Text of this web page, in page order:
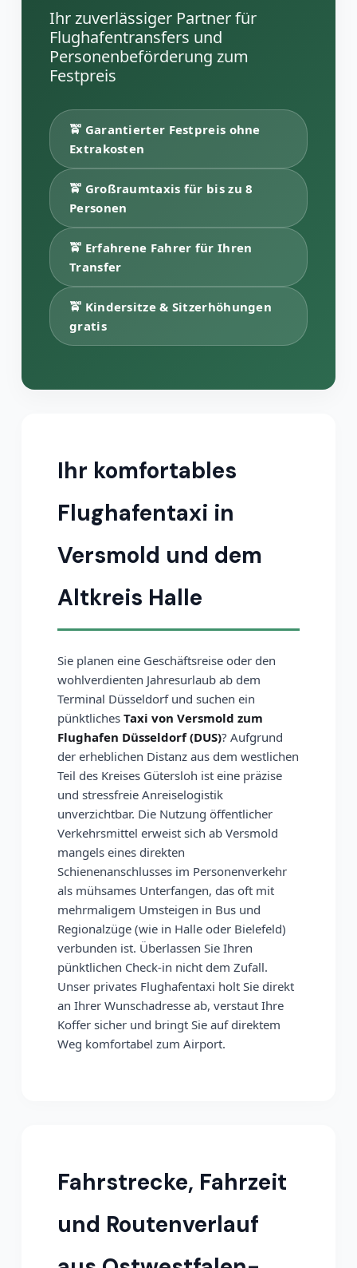
Ihr zuverlässiger Partner für
Flughafentransfers und
Personenbeförderung zum
Festpreis
🚖 Garantierter Festpreis ohne
Extrakosten
🚖 Großraumtaxis für bis zu 8
Personen
🚖 Erfahrene Fahrer für Ihren
Transfer
🚖 Kindersitze & Sitzerhöhungen
gratis
Ihr komfortables
Flughafentaxi in
Versmold und dem
Altkreis Halle
Sie planen eine Geschäftsreise oder den
wohlverdienten Jahresurlaub ab dem
Terminal Düsseldorf und suchen ein
pünktliches Taxi von Versmold zum
Flughafen Düsseldorf (DUS)? Aufgrund
der erheblichen Distanz aus dem westlichen
Teil des Kreises Gütersloh ist eine präzise
und stressfreie Anreiselogistik
unverzichtbar. Die Nutzung öffentlicher
Verkehrsmittel erweist sich ab Versmold
mangels eines direkten
Schienenanschlusses im Personenverkehr
als mühsames Unterfangen, das oft mit
mehrmaligem Umsteigen in Bus und
Regionalzüge (wie in Halle oder Bielefeld)
verbunden ist. Überlassen Sie Ihren
pünktlichen Check-in nicht dem Zufall.
Unser privates Flughafentaxi holt Sie direkt
an Ihrer Wunschadresse ab, verstaut Ihre
Koffer sicher und bringt Sie auf direktem
Weg komfortabel zum Airport.
Fahrstrecke, Fahrzeit
und Routenverlauf